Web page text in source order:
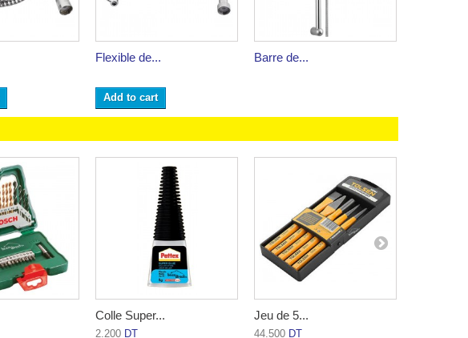
Flexible de...
Add to cart
Barre de...
Colle Super...
2.200 DT
Jeu de 5...
44.500 DT